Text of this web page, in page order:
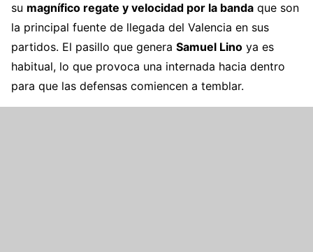
su magnífico regate y velocidad por la banda que son
la principal fuente de llegada del Valencia en sus
partidos. El pasillo que genera Samuel Lino ya es
habitual, lo que provoca una internada hacia dentro
para que las defensas comiencen a temblar.